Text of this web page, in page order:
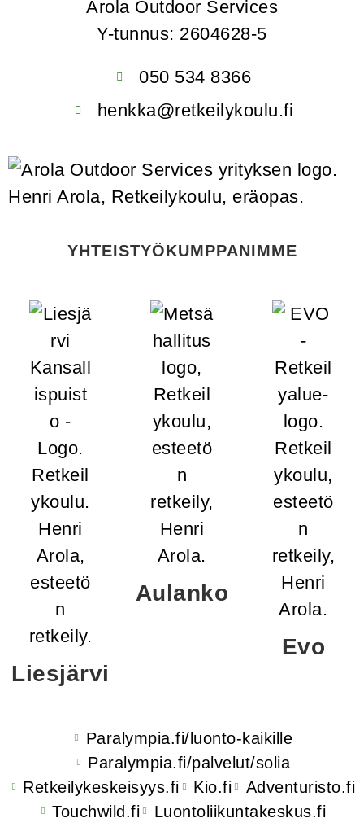
Arola Outdoor Services
Y-tunnus: 2604628-5
050 534 8366
henkka@retkeilykoulu.fi
YHTEISTYÖKUMPPANIMME
Liesjärvi
Aulanko
Evo
Paralympia.fi/luonto-kaikille
Paralympia.fi/palvelut/solia
Retkeilykeskeisyys.fi
Kio.fi
Adventuristo.fi
Touchwild.fi
Luontoliikuntakeskus.fi